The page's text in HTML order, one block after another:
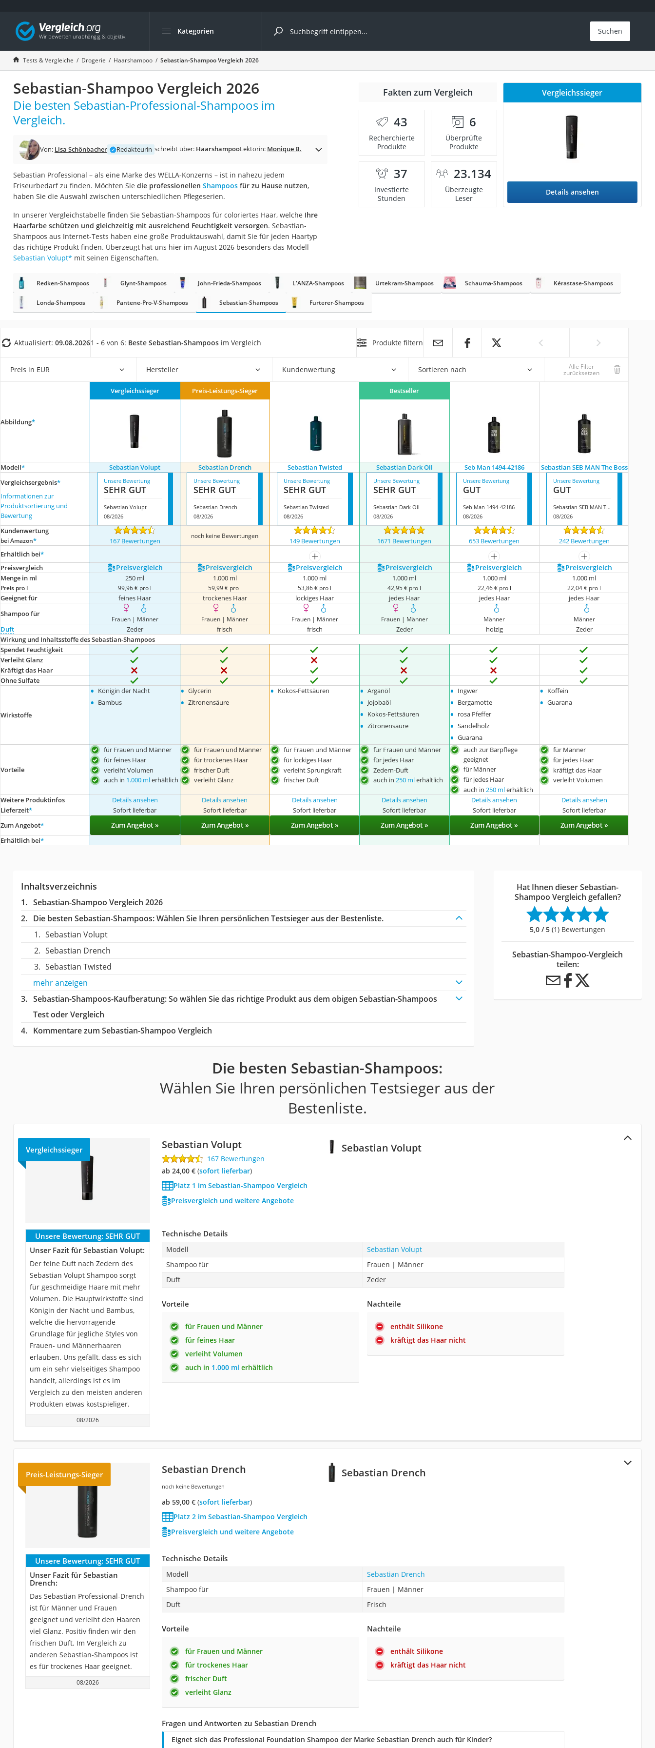
Kategorien
Die beliebtesten Vergleiche nach Kategorie
Drogerie
Inhalator
Haarschneider
Rollator
Rasierer
Massagepistole
Epilierer
Reisehaartrockner
Eiweißpulver
Magnesiumpräparat
Katzenklappe
Zeckenschutz Katze
leichter Haartrockner
Mineralfutter Pferd
Massagegerät
Service
Suchen
Tests & Vergleiche Drogerie Haarshampoo Sebastian-Shampoo Vergleich 2026
Sebastian-Shampoo Vergleich 2026
Die besten Sebastian-Professional-Shampoos im
Vergleich.
Von: Lisa Schönbacher Redakteurin schreibt über: HaarshampooLektorin: Monique B.
Sebastian Professional – als eine Marke des WELLA-Konzerns – ist in nahezu jedem
Friseurbedarf zu finden. Möchten Sie die professionellen Shampoosfür zu Hause nutzen,
haben Sie die Auswahl zwischen unterschiedlichen Pflegeserien.
In unserer Vergleichstabelle finden Sie Sebastian-Shampoos für coloriertes Haar, welche Ihre
Haarfarbe schützen und gleichzeitig mit ausreichend Feuchtigkeit versorgen. Sebastian-
Shampoos aus Internet-Tests haben eine große Produktauswahl, damit Sie für jeden Haartyp
das richtige Produkt finden. Überzeugt hat uns hier im August 2026 besonders das Modell
Sebastian Volupt* mit seinen Eigenschaften.
Fakten zum Vergleich
43
Recherchierte
Produkte
6
Überprüfte
Produkte
37
Investierte
Stunden
23.134
Überzeugte
Leser
Vergleichssieger
Details ansehen
Redken-Shampoos Glynt-Shampoos John-Frieda-Shampoos L'ANZA-Shampoos Urtekram-Shampoos Schauma-Shampoos Kérastase-Shampoos
Londa-Shampoos Pantene-Pro-V-Shampoos Sebastian-Shampoos Furterer-Shampoos
Aktualisiert: 09.08.20261 - 6 von 6: Beste Sebastian-Shampoos im Vergleich Produkte filtern
Preis in EUR Hersteller Kundenwertung Sortieren nach Alle Filter
zurücksetzen
Abbildung*
Vergleichssieger Preis-Leistungs-Sieger Bestseller
Modell* Sebastian Volupt Sebastian Drench Sebastian Twisted Sebastian Dark Oil Seb Man 1494-42186
Sebastian SEB MAN The Boss
Vergleichsergebnis*
Informationen zur
Produktsortierung und
Bewertung
Unsere Bewertung
SEHR GUT
Sebastian Volupt
08/2026
Unsere Bewertung
SEHR GUT
Sebastian Drench
08/2026
Unsere Bewertung
SEHR GUT
Sebastian Twisted
08/2026
Unsere Bewertung
SEHR GUT
Sebastian Dark Oil
08/2026
Unsere Bewertung
GUT
Seb Man 1494-42186
08/2026
Unsere Bewertung
GUT
Sebastian SEB MAN The Boss
08/2026
Kundenwertung
bei Amazon* 167 Bewertungen
noch keine Bewertungen
149 Bewertungen 1671 Bewertungen 653 Bewertungen
242 Bewertungen
Erhältlich bei*
mehr anzeigen mehr anzeigen
mehr anzeigen
Preis­vergleich
Preis­vergleich Preis­vergleich Preis­vergleich Preis­vergleich Preis­vergleich Preis­vergleich
Menge in ml
Preis pro l
250 ml
99,96 € pro l
1.000 ml
59,99 € pro l
1.000 ml
53,86 € pro l
1.000 ml
42,95 € pro l
1.000 ml
22,46 € pro l
1.000 ml
22,04 € pro l
Geeignet für feines Haar trockenes Haar lockiges Haar jedes Haar jedes Haar
jedes Haar
Shampoo für
Frauen | Männer Frauen | Männer Frauen | Männer Frauen | Männer Männer Männer
Duft Zeder frisch frisch Zeder holzig
Zeder
Wirkung und Inhaltsstoffe des Sebastian-Shampoos
Spendet Feuchtigkeit
Verleiht Glanz
Kräftigt das Haar
Ohne Sulfate
Wirkstoffe
• Königin der Nacht
• Bambus
• Glycerin
• Zitronensäure
• Kokos-Fettsäuren • Arganöl
• Jojobaöl
• Kokos-Fettsäuren
• Zitronensäure
• Ingwer
• Bergamotte
• rosa Pfeffer
• Sandelholz
• Guarana
• Koffein
• Guarana
Vorteile
für Frauen und Männer
für feines Haar
verleiht Volumen
auch in 1.000 mlerhältlich
für Frauen und Männer
für trockenes Haar
frischer Duft
verleiht Glanz
für Frauen und Männer
für lockiges Haar
verleiht Sprungkraft
frischer Duft
für Frauen und Männer
für jedes Haar
Zedern-Duft
auch in250 mlerhältlich
auch zur Barpflege
geeignet
für Männer
für jedes Haar
auch in 250 mlerhältlich
für Männer
für jedes Haar
kräftigt das Haar
verleiht Volumen
Weitere Produktinfos Details ansehen Details ansehen Details ansehen Details ansehen Details ansehen
Details ansehen
Lieferzeit* Sofort lieferbar Sofort lieferbar Sofort lieferbar Sofort lieferbar Sofort lieferbar
Sofort lieferbar
Zum Angebot* Zum Angebot » Zum Angebot » Zum Angebot » Zum Angebot » Zum Angebot » Zum Angebot »
Erhältlich bei*
Inhaltsverzeichnis
Sebastian-Shampoo Vergleich 2026
Die besten Sebastian-Shampoos:Wählen Sie Ihren persönlichen Testsieger aus der Bestenliste.
Sebastian Volupt
Sebastian Drench
Sebastian Twisted
mehr anzeigen
Sebastian-Shampoos-Kaufberatung: So wählen Sie das richtige Produkt aus dem obigen Sebastian-Shampoos
Test oder Vergleich
Kommentare zum Sebastian-Shampoo Vergleich
Hat Ihnen dieser Sebastian-
Shampoo Vergleich gefallen?
5,0 / 5 (1) Bewertungen
Sebastian-Shampoo-Vergleich
teilen:
Die besten Sebastian-Shampoos:
Wählen Sie Ihren persönlichen Testsieger aus der
Bestenliste.
Sebastian Volupt
Vergleichssieger Sebastian Volupt
167 Bewertungen
ab 24,00 €( Sofort lieferbar)
Platz 1 im Sebastian-Shampoo Vergleich
Preisvergleich und weitere Angebote
Unsere Bewertung: SEHR GUT
Unser Fazit für Sebastian Volupt:
Der feine Duft nach Zedern des
Sebastian Volupt Shampoo sorgt
für geschmeidige Haare mit mehr
Volumen. Die Hauptwirkstoffe sind
Königin der Nacht und Bambus,
welche die hervorragende
Grundlage für jegliche Styles von
Frauen- und Männerhaaren
erlauben. Uns gefällt, dass es sich
um ein sehr vielseitiges Shampoo
handelt, allerdings ist es im
Vergleich zu den meisten anderen
Produkten etwas kostspieliger.
08/2026
Technische Details
Modell
Sebastian Volupt
Shampoo für
Frauen | Männer
Duft
Zeder
Vorteile
für Frauen und Männer
für feines Haar
verleiht Volumen
auch in 1.000 ml erhältlich
Nachteile
enthält Silikone
kräftigt das Haar nicht
Sebastian Drench
Preis-Leistungs-Sieger Sebastian Drench
noch keine Bewertungen
ab 59,00 €( Sofort lieferbar)
Platz 2 im Sebastian-Shampoo Vergleich
Preisvergleich und weitere Angebote
Unsere Bewertung: SEHR GUT
Unser Fazit für Sebastian
Drench:
Das Sebastian Professional-Drench
ist für Männer und Frauen
geeignet und verleiht den Haaren
viel Glanz. Positiv finden wir den
frischen Duft. Im Vergleich zu
anderen Sebastian-Shampoos ist
es für trockenes Haar geeignet.
08/2026
Technische Details
Modell
Sebastian Drench
Shampoo für
Frauen | Männer
Duft
Frisch
Vorteile
für Frauen und Männer
für trockenes Haar
frischer Duft
verleiht Glanz
Nachteile
enthält Silikone
kräftigt das Haar nicht
Fragen und Antworten zu Sebastian Drench
Eignet sich das Professional Foundation Shampoo der Marke Sebastian Drench auch für Kinder?